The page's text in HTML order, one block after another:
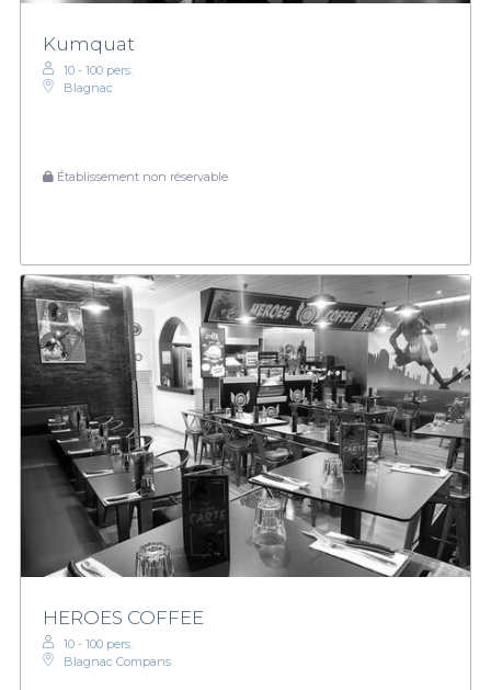
Kumquat
10 - 100 pers.
Blagnac
Établissement non réservable
HEROES COFFEE
10 - 100 pers.
Blagnac Compans